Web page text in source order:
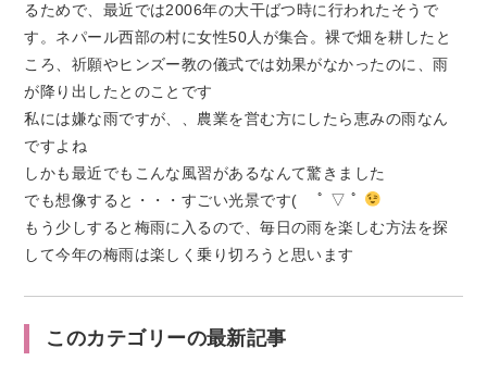
るためで、最近では2006年の大干ばつ時に行われたそうで
す。ネパール西部の村に女性50人が集合。裸で畑を耕したと
ころ、祈願やヒンズー教の儀式では効果がなかったのに、雨
が降り出したとのことです
私には嫌な雨ですが、、農業を営む方にしたら恵みの雨なん
ですよね
しかも最近でもこんな風習があるなんて驚きました
でも想像すると・・・すごい光景です( ﾟ ▽ ﾟ
もう少しすると梅雨に入るので、毎日の雨を楽しむ方法を探
して今年の梅雨は楽しく乗り切ろうと思います
このカテゴリーの最新記事